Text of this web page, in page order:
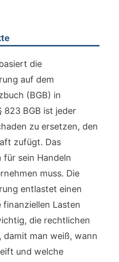
die
auf dem
(BGB) in
823 BGB ist jeder
zu ersetzen, den
zufügt. Das
für sein Handeln
muss. Die
entlastet einen
finanziellen Lasten
die rechtlichen
damit man weiß, wann
und welche